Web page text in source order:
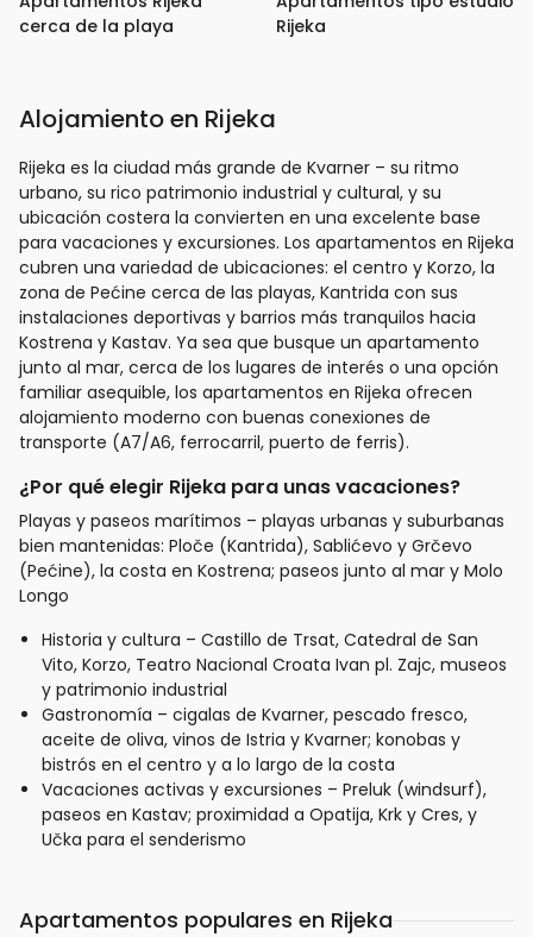
cerca de la playa
Rijeka
Alojamiento en Rijeka
Rijeka es la ciudad más grande de Kvarner – su ritmo
urbano, su rico patrimonio industrial y cultural, y su
ubicación costera la convierten en una excelente base
para vacaciones y excursiones. Los apartamentos en Rijeka
cubren una variedad de ubicaciones: el centro y Korzo, la
zona de Pećine cerca de las playas, Kantrida con sus
instalaciones deportivas y barrios más tranquilos hacia
Kostrena y Kastav. Ya sea que busque un apartamento
junto al mar, cerca de los lugares de interés o una opción
familiar asequible, los apartamentos en Rijeka ofrecen
alojamiento moderno con buenas conexiones de
transporte (A7/A6, ferrocarril, puerto de ferris).
¿Por qué elegir Rijeka para unas vacaciones?
Playas y paseos marítimos – playas urbanas y suburbanas
bien mantenidas: Ploče (Kantrida), Sablićevo y Grčevo
(Pećine), la costa en Kostrena; paseos junto al mar y Molo
Longo
Historia y cultura – Castillo de Trsat, Catedral de San
Vito, Korzo, Teatro Nacional Croata Ivan pl. Zajc, museos
y patrimonio industrial
Gastronomía – cigalas de Kvarner, pescado fresco,
aceite de oliva, vinos de Istria y Kvarner; konobas y
bistrós en el centro y a lo largo de la costa
Vacaciones activas y excursiones – Preluk (windsurf),
paseos en Kastav; proximidad a Opatija, Krk y Cres, y
Učka para el senderismo
Apartamentos populares en Rijeka